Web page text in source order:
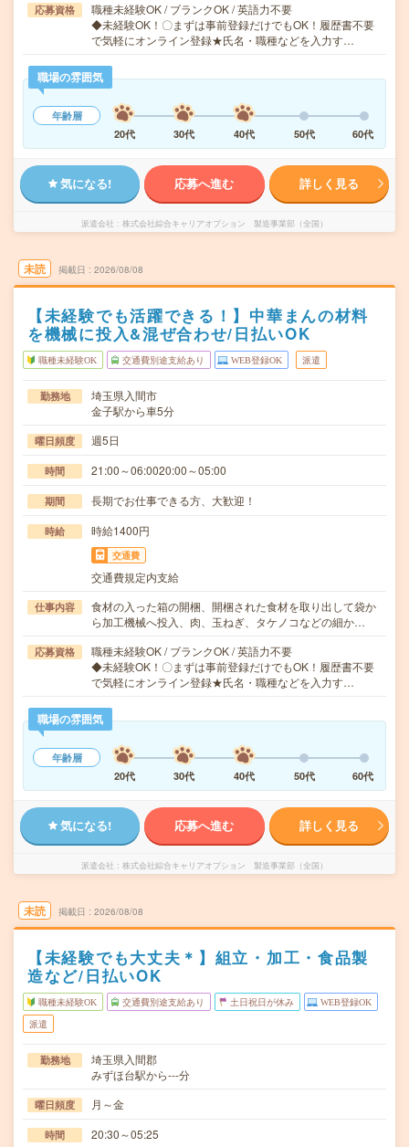
応募資格
職種未経験OK / ブランクOK / 英語力不要
◆未経験OK！〇まずは事前登録だけでもOK！履歴書不要
で気軽にオンライン登録★氏名・職種などを入力す…
職場の雰囲気
年齢層
20代
30代 40代 50代 60代
気になる! 応募へ進む 詳しく見る
派遣会社 株式会社綜合キャリアオプション 製造事業部（全国）
未読 掲載日 2026/08/08
【未経験でも活躍できる！】中華まんの材料
を機械に投入&混ぜ合わせ/日払いOK
職種未経験OK 交通費別途支給あり WEB登録OK 派遣
勤務地
埼玉県入間市
金子駅から車5分
曜日頻度 週5日
時間 21:00～06:0020:00～05:00
期間 長期でお仕事できる方、大歓迎！
時給 時給1400円
交通費
交通費規定内支給
仕事内容
食材の入った箱の開梱、開梱された食材を取り出して袋か
ら加工機械へ投入、肉、玉ねぎ、タケノコなどの細か…
応募資格
職種未経験OK / ブランクOK / 英語力不要
◆未経験OK！〇まずは事前登録だけでもOK！履歴書不要
で気軽にオンライン登録★氏名・職種などを入力す…
職場の雰囲気
年齢層
20代
30代 40代 50代 60代
気になる! 応募へ進む 詳しく見る
派遣会社 株式会社綜合キャリアオプション 製造事業部（全国）
未読 掲載日 2026/08/08
【未経験でも大丈夫＊】組立・加工・食品製
造など/日払いOK
職種未経験OK 交通費別途支給あり 土日祝日が休み WEB登録OK
派遣
勤務地
埼玉県入間郡
みずほ台駅から---分
曜日頻度 月～金
時間 20:30～05:25